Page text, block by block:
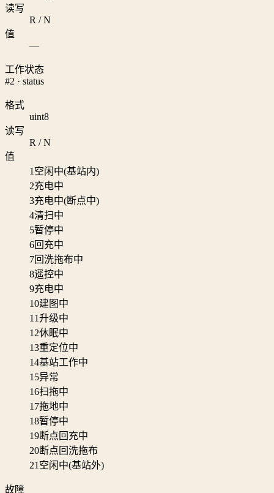
读写
R / N
值
—
工作状态
#2 · status
格式
uint8
读写
R / N
值
1 空闲中(基站内)
2充电中
3充电中(断点中)
4清扫中
5暂停中
6回充中
7回洗拖布中
8遥控中
9充电中
10建图中
11升级中
12休眠中
13重定位中
14基站工作中
15异常
16扫拖中
17拖地中
18暂停中
19断点回充中
20断点回洗拖布
21 空闲中(基站外)
故障